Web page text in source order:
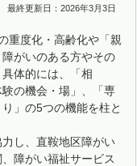
最終更新日：2026年3月3日
重度化・高齢化や「親
がいのある方やその
体的には、「相
の機会・場」、「専
」の5つの機能を柱と
し、直鞍地区障がい
障がい福祉サービス